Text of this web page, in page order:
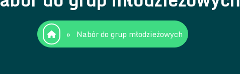
» Nabór do grup młodzieżowych